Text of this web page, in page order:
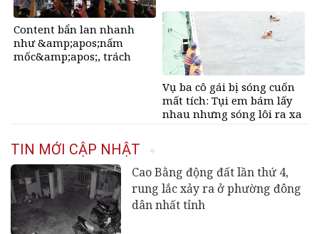
Content bẩn lan nhanh
như &amp;apos;nấm
mốc&amp;apos;, trách
Vụ ba cô gái bị sóng cuốn
mất tích: Tụi em bám lấy
nhau nhưng sóng lôi ra xa
TIN MỚI CẬP NHẬT
Cao Bằng động đất lần thứ 4,
rung lắc xảy ra ở phường đông
dân nhất tỉnh